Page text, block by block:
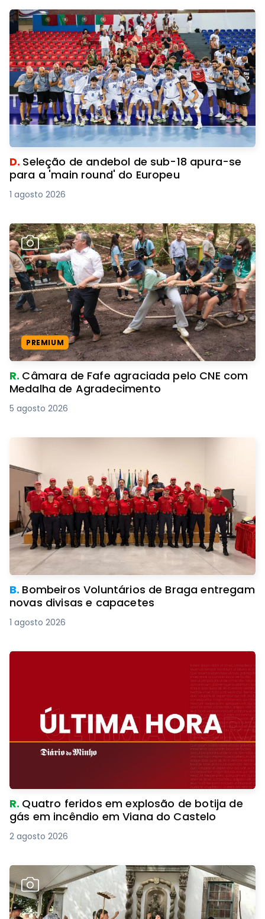
D. Seleção de andebol de sub-18 apura-se
para a 'main round' do Europeu
1 agosto 2026
PREMIUM
R. Câmara de Fafe agraciada pelo CNE com
Medalha de Agradecimento
5 agosto 2026
B. Bombeiros Voluntários de Braga entregam
novas divisas e capacetes
1 agosto 2026
R. Quatro feridos em explosão de botija de
gás em incêndio em Viana do Castelo
2 agosto 2026